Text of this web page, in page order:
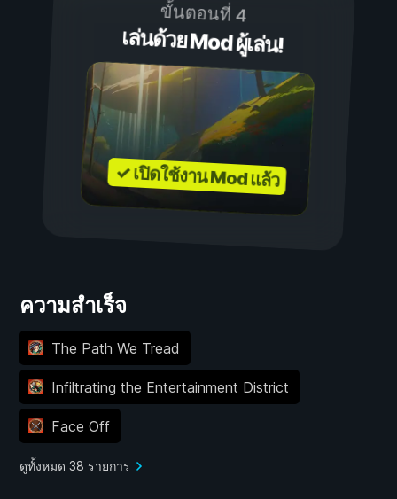
ขั้นตอนที่ 4
เล่นด้วย Mod ผู้เล่น!
✓ เปิดใช้งาน Mod แล้ว
ความสำเร็จ
The Path We Tread
Infiltrating the Entertainment District
Face Off
ดูทั้งหมด 38 รายการ